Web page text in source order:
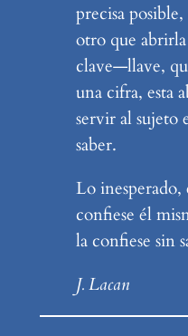
precisa
otro que
clave—llave,
una cifra, esta
servir al sujeto
saber.
Lo inesperado,
confiese él
la confiese sin
J. Lacan